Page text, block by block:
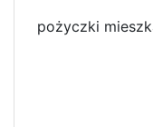
pożyczki